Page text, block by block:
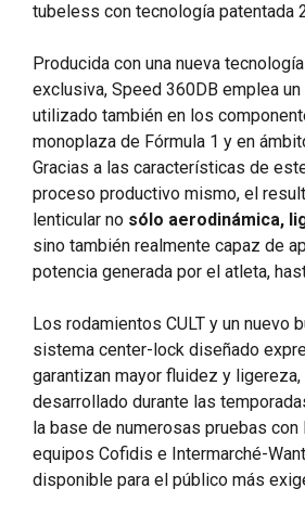
tubeless con tecnología patentada
Producida con una nueva
exclusiva, Speed 360DB emplea
utilizado también en los
monoplaza de Fórmula 1 y en
Gracias a las características de
proceso productivo mismo, el
lenticular no sólo aerodinámica,
sino también realmente capaz de
potencia generada por el atleta,
Los rodamientos CULT y un nuevo
sistema center-lock diseñado
garantizan mayor fluidez y
desarrollado durante las
la base de numerosas pruebas
equipos Cofidis e Intermarché-
disponible para el público más